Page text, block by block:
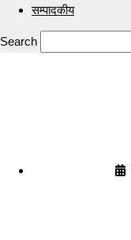
सम्पादकीय
Search